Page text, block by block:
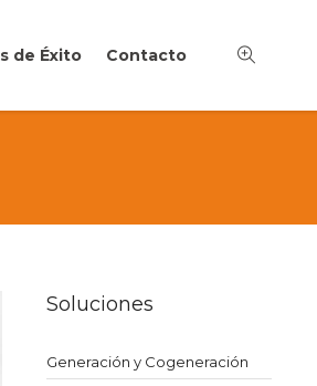
de Éxito Contacto
Soluciones
Generación y Cogeneración